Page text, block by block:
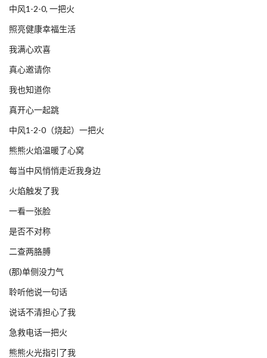
中风1-2-0, 一把火
照亮健康幸福生活
我满心欢喜
真心邀请你
我也知道你
真开心一起跳
中风1-2-0（烧起）一把火
熊熊火焰温暖了心窝
每当中风悄悄走近我身边
火焰触发了我
一看一张脸
是否不对称
二查两胳膊
(那)单侧没力气
聆听他说一句话
说话不清担心了我
急救电话一把火
熊熊火光指引了我